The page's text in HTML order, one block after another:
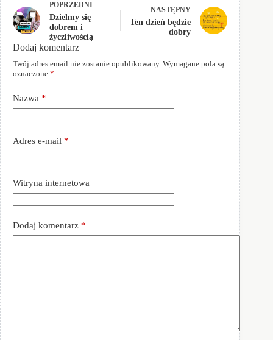
POPRZEDNI
Dzielmy się
dobrem i
życzliwością
NASTĘPNY
Ten dzień będzie
dobry
Dodaj komentarz
Twój adres email nie zostanie opublikowany. Wymagane pola są
oznaczone *
Nazwa *
Adres e-mail *
Witryna internetowa
Dodaj komentarz *